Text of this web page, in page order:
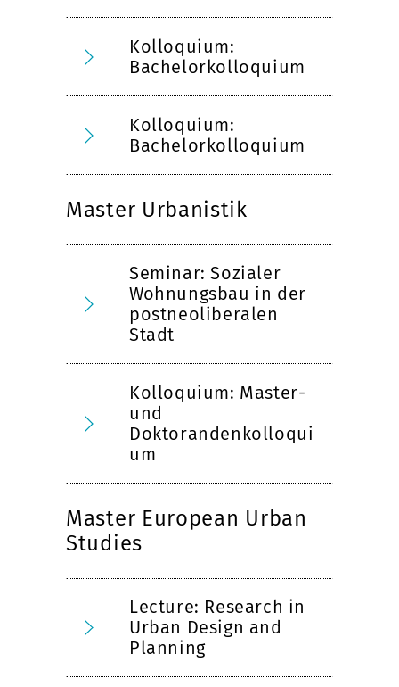
Kolloquium:
Bachelorkolloquium
Kolloquium:
Bachelorkolloquium
Master Urbanistik
Seminar: Sozialer
Wohnungsbau in der
postneoliberalen
Stadt
Kolloquium: Master-
und
Doktorandenkolloqui
um
Master European Urban
Studies
Lecture: Research in
Urban Design and
Planning